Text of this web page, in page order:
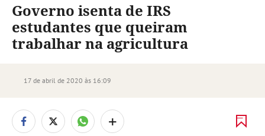
Governo isenta de IRS
estudantes que queiram
trabalhar na agricultura
17 de abril de 2020 às 16:09
+